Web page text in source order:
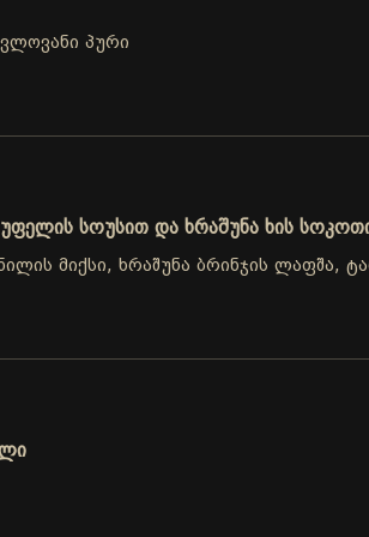
პური
სოუსით და ხრაშუნა ხის
მიქსი, ხრაშუნა ბრინჯის ლაფშა,